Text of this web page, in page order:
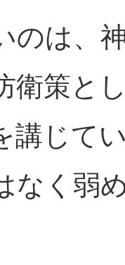
のは、
衛策と
講じて
なく弱